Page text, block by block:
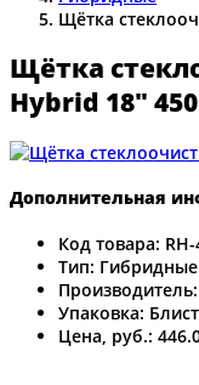
Щётка
Щётка
Hybrid 18"
Дополнительная
Код товара:
Тип: Гибридные
Производитель:
Упаковка:
Цена, руб.: